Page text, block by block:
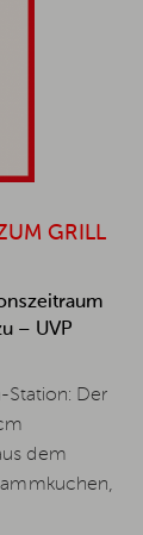
GRILL
– UVP
Station: Der
dem